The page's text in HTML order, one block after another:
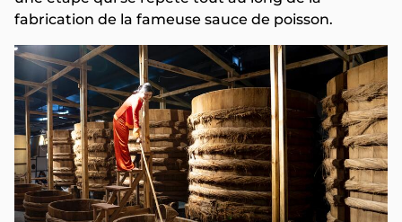
fabrication de la fameuse sauce de poisson.